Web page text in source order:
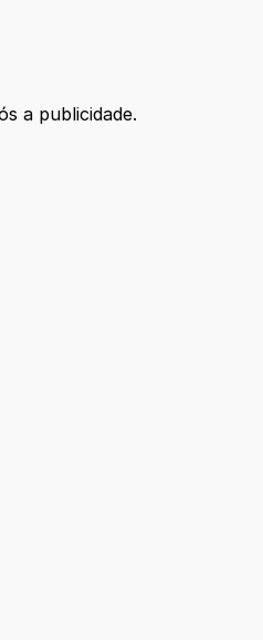
a publicidade.